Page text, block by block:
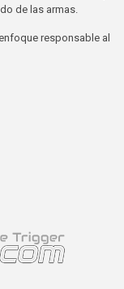
de las armas.
responsable al